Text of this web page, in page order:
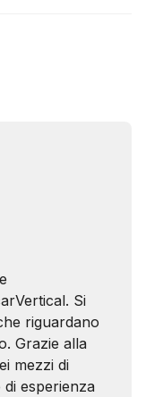
Si
riguardano
Grazie alla
mezzi di
esperienza